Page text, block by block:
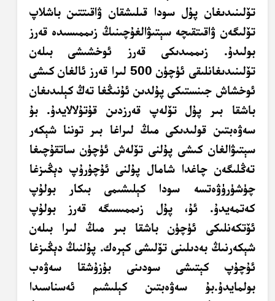
تۆلىنىدىغان پۇل سودا قىلىشقان ۋاقىتتىن باشلاپ
تۆلىگەن ۋاقىتقىچە سېتىۋالغۇچىنىڭ زىممىسىدە قەرز
بولىدۇ. زىممىدىكى قەرز ئوخشىشى بىلەن
تۆلىنىدىغانلىقى ئۈچۈن 500 لىرا قەرز ئالغان كىشى
ئوخشاش جىنستىكى پۇلدىن ئۇنىڭغا تەڭ كېلىدىغان
باشقا بىر پۇل تۆلەپ قەرزدىن قۇتۇلالايدۇ. بۇ
سەۋەبتىن قولىدىكى مىڭ لىراغا بىر توننا شېكەر
سېتىۋالغان كىشى پۇلنى تۆلەش ئۈچۈن ساتقۇچىغا
تەڭلىگەن چاغدا شامال پۇلنى ئۇچۇرۇپ دېڭىزغا
چۈشۈرۈۋەتسە سودا كېلىشىمى بىكار بولۇپ
كەتمەيدۇ. ئۇ، پۇل زىممىسىگە قەرز بولۇپ
ئۆتكەنلىكى ئۈچۈن باشقا بىر مىڭ لىرا بىلەن
شېكەرنىڭ بەدىلىنى تۆلىشى كېرەك. پۇلنىڭ دېڭىزغا
ئۇچۇپ كېتىشى سودىنى بۇزۇشقا سەۋەب
بولمايدۇ.بۇسەۋەبتىنكېلىشىم ئەسناسىدا